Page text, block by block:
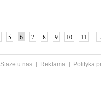
5 6 7 8 9 10 11
Staże u nas Reklama
Polityka